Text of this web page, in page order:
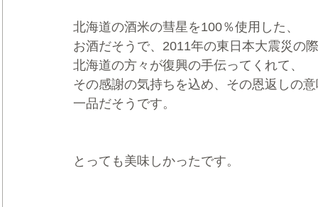
北海道の酒米の彗星を100％使用した、
お酒だそうで、2011年の東日本大震災の
北海道の方々が復興の手伝ってくれて、
その感謝の気持ちを込め、その恩返しの
一品だそうです。
とっても美味しかったです。